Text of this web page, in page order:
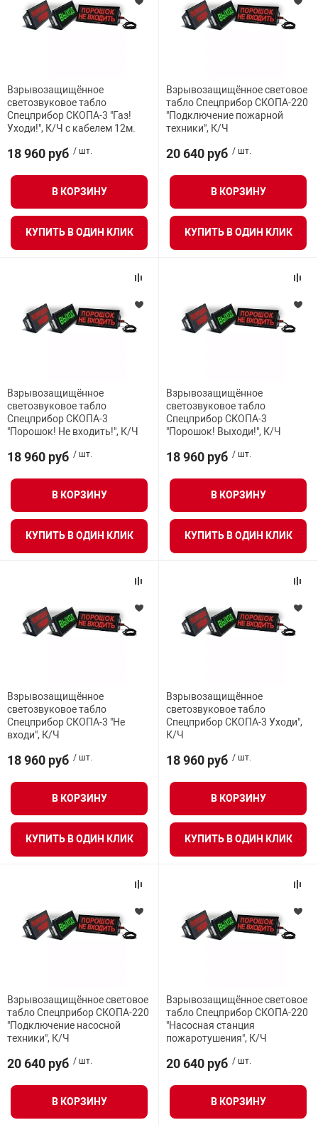
Взрывозащищённое
светозвуковое табло
Спецприбор СКОПА-3 "Газ!
Уходи!", К/Ч с кабелем 12м.
18 960 руб / шт.
В КОРЗИНУ
КУПИТЬ В ОДИН КЛИК
Взрывозащищённое световое
табло Спецприбор СКОПА-220
"Подключение пожарной
техники", К/Ч
20 640 руб / шт.
В КОРЗИНУ
КУПИТЬ В ОДИН КЛИК
Взрывозащищённое
светозвуковое табло
Спецприбор СКОПА-3
"Порошок! Не входить!", К/Ч
18 960 руб / шт.
В КОРЗИНУ
КУПИТЬ В ОДИН КЛИК
Взрывозащищённое
светозвуковое табло
Спецприбор СКОПА-3
"Порошок! Выходи!", К/Ч
18 960 руб / шт.
В КОРЗИНУ
КУПИТЬ В ОДИН КЛИК
Взрывозащищённое
светозвуковое табло
Спецприбор СКОПА-3 "Не
входи", К/Ч
18 960 руб / шт.
В КОРЗИНУ
КУПИТЬ В ОДИН КЛИК
Взрывозащищённое
светозвуковое табло
Спецприбор СКОПА-3 Уходи",
К/Ч
18 960 руб / шт.
В КОРЗИНУ
КУПИТЬ В ОДИН КЛИК
Взрывозащищённое световое
табло Спецприбор СКОПА-220
"Подключение насосной
техники", К/Ч
20 640 руб / шт.
В КОРЗИНУ
Взрывозащищённое световое
табло Спецприбор СКОПА-220
"Насосная станция
пожаротушения", К/Ч
20 640 руб / шт.
В КОРЗИНУ